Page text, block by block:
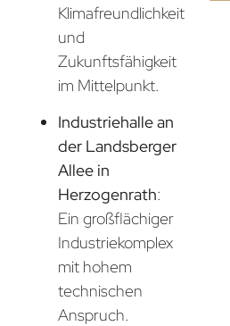
Klimafreundlichkeit
und
Zukunftsfähigkeit
im Mittelpunkt.
Industriehalle an
der Landsberger
Allee in
Herzogenrath:
Ein großflächiger
Industriekomplex
mit hohem
technischen
Anspruch.